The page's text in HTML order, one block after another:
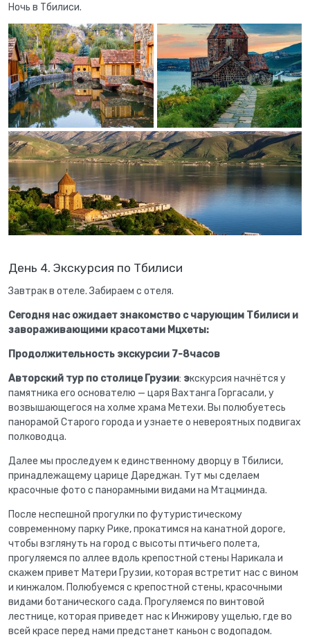
Ночь в Тбилиси.
День 4. Экскурсия по Тбилиси
Завтрак в отеле. Забираем с отеля.
Сегодня нас ожидает знакомство с чарующим Тбилиси и
завораживающими красотами Мцхеты:
Продолжительность экскурсии 7-8часов
Авторский тур по столице Грузии: экскурсия начнётся у
памятника его основателю — царя Вахтанга Горгасали, у
возвышающегося на холме храма Метехи. Вы полюбуетесь
панорамой Старого города и узнаете о невероятных подвигах
полководца.
Далее мы проследуем к единственному дворцу в Тбилиси,
принадлежащему царице Дареджан. Тут мы сделаем
красочные фото с панорамными видами на Мтацминда.
После неспешной прогулки по футуристическому
современному парку Рике, прокатимся на канатной дороге,
чтобы взглянуть на город с высоты птичьего полета,
прогуляемся по аллее вдоль крепостной стены Нарикала и
скажем привет Матери Грузии, которая встретит нас с вином
и кинжалом. Полюбуемся с крепостной стены, красочными
видами ботанического сада. Прогуляемся по винтовой
лестнице, которая приведет нас к Инжирову ущелью, где во
всей красе перед нами предстанет каньон с водопадом.